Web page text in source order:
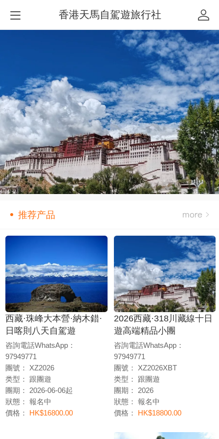
香港天馬自駕遊旅行社
推荐产品
西藏·珠峰大本營·納木錯·
日喀則八天自駕遊
咨詢電話WhatsApp：
97949771
團號：
XZ2026
类型：
跟團遊
團期：
2026-06-06起
狀態： 報名中
價格：
HK$16800.00
2026西藏·318川藏線十日
遊高端精品小團
咨詢電話WhatsApp：
97949771
團號：
XZ2026XBT
类型：
跟團遊
團期：
2026
狀態： 報名中
價格：
HK$18800.00